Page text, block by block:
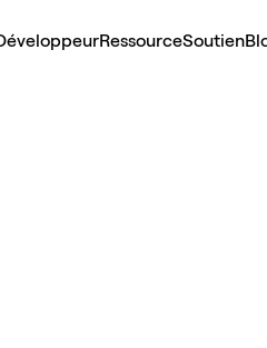
RessourceSoutien